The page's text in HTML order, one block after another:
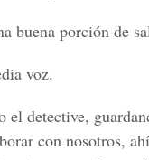
buena porción de
voz.
el detective,
con nosotros,